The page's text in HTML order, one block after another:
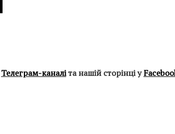
Телеграм-каналіта нашій сторінці у